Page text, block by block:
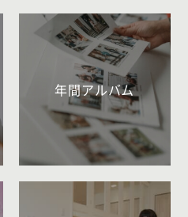
年間アルバム